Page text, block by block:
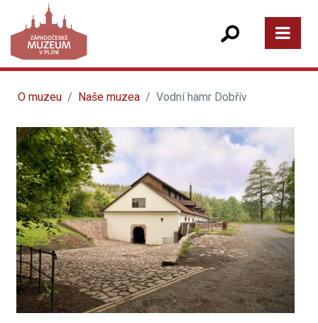
O muzeu Naše muzea Vodní hamr Dobřív